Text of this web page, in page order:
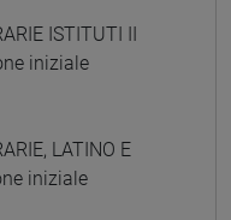
ISTITUTI II
iniziale
LATINO E
iniziale